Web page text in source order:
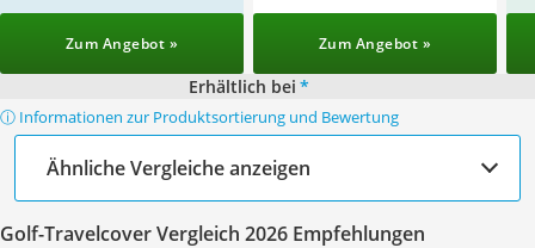
Zum Angebot » Zum Angebot »
Erhältlich bei *
ⓘ Informationen zur Produktsortierung und Bewertung
Ähnliche Vergleiche anzeigen
Golf-Travelcover Vergleich 2026 Empfehlungen